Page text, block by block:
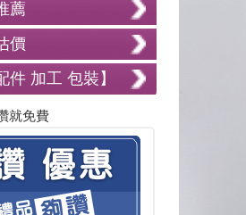
薦
價
加工 包裝】
就免費